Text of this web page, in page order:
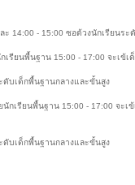
14:00 - 15:00 ซอด้วงนักเรียนระ
เรียนพื้นฐาน 15:00 - 17:00 จะเข้
ดับเด็กพื้นฐานกลางและขั้นสูง
กเรียนพื้นฐาน 15:00 - 17:00 จะ
ดับเด็กพื้นฐานกลางและขั้นสูง